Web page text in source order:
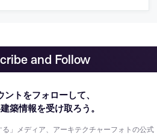
and Follow
トをフォローして、
築情報を受け取ろう。
る」メディア、アーキテクチャーフォトの公式